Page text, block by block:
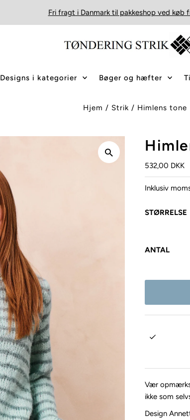
Fri fragt i Danmark til pakkeshop ved køb
Designs i kategorier Bøger og hæfter
Hjem / Strik / Himlens tone
532,00 DKK
Inklusiv
STØRRELSE
ANTAL
Vær
ikke som
Design